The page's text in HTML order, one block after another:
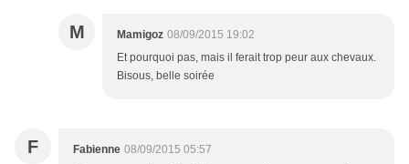
M Mamigoz 08/09/2015 19:02
Et pourquoi pas, mais il ferait trop peur aux chevaux.
Bisous, belle soirée
F Fabienne 08/09/2015 05:57